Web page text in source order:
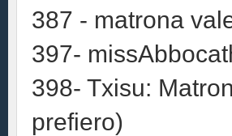
387 - matrona
397-
398- Txisu:
prefiero)